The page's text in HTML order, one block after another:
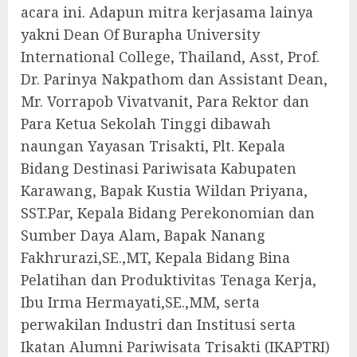
acara ini. Adapun mitra kerjasama lainya
yakni Dean Of Burapha University
International College, Thailand, Asst, Prof.
Dr. Parinya Nakpathom dan Assistant Dean,
Mr. Vorrapob Vivatvanit, Para Rektor dan
Para Ketua Sekolah Tinggi dibawah
naungan Yayasan Trisakti, Plt. Kepala
Bidang Destinasi Pariwisata Kabupaten
Karawang, Bapak Kustia Wildan Priyana,
SST.Par, Kepala Bidang Perekonomian dan
Sumber Daya Alam, Bapak Nanang
Fakhrurazi,SE.,MT, Kepala Bidang Bina
Pelatihan dan Produktivitas Tenaga Kerja,
Ibu Irma Hermayati,SE.,MM, serta
perwakilan Industri dan Institusi serta
Ikatan Alumni Pariwisata Trisakti (IKAPTRI)